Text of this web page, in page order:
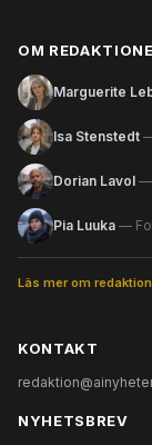
OM
Marguerite
Isa Stenstedt
Dorian Lavol —
Pia Luuka —
Läs mer om
KONTAKT
NYHETSBREV